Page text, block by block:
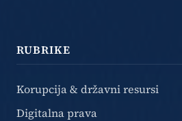
RUBRIKE
Korupcija & državni resursi
Digitalna prava